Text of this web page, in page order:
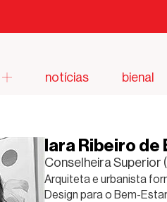
notícias bienal
Iara Ribeiro de
Conselheira Superior
Arquiteta e urbanista
Design para o Bem-